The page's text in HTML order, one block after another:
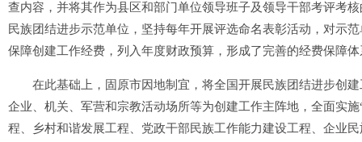
查内容，并将其作为县区和部门单位领导班子及领导干部考评考
民族团结进步示范单位，坚持每年开展评选命名表彰活动，对示
保障创建工作经费，列入年度财政预算，形成了完善的经费保障体
在此基础上，固原市因地制宜，将全国开展民族团结进步创建
企业、机关、军营和宗教活动场所等为创建工作主阵地，全面实
程、乡村和谐发展工程、党政干部民族工作能力建设工程、企业